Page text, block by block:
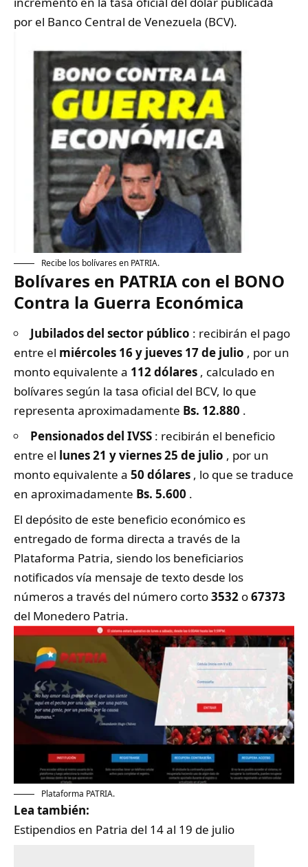
por el Banco Central de Venezuela (BCV).
Recibe los bolívares en PATRIA.
Bolívares en PATRIA con el BONO
Contra la Guerra Económica
Jubilados del sector público : recibirán el pago
entre el miércoles 16 y jueves 17 de julio , por un
monto equivalente a 112 dólares , calculado en
bolívares según la tasa oficial del BCV, lo que
representa aproximadamente Bs. 12.880 .
Pensionados del IVSS : recibirán el beneficio
entre el lunes 21 y viernes 25 de julio , por un
monto equivalente a 50 dólares , lo que se traduce
en aproximadamente Bs. 5.600 .
El depósito de este beneficio económico es
entregado de forma directa a través de la
Plataforma Patria, siendo los beneficiarios
notificados vía mensaje de texto desde los
números a través del número corto3532 o67373
del Monedero Patria.
Plataforma PATRIA.
Lea también:
Estipendios en Patria del 14 al 19 de julio